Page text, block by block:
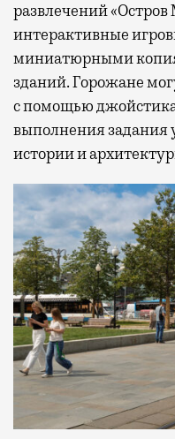
развлечений
интерактивные
миниатюрными
зданий. Горожане
с помощью
выполнения
истории и